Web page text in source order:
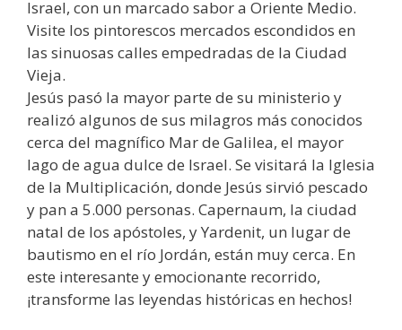
Israel, con un marcado sabor a Oriente Medio.
Visite los pintorescos mercados escondidos en
las sinuosas calles empedradas de la Ciudad
Vieja.
Jesús pasó la mayor parte de su ministerio y
realizó algunos de sus milagros más conocidos
cerca del magnífico Mar de Galilea, el mayor
lago de agua dulce de Israel. Se visitará la Iglesia
de la Multiplicación, donde Jesús sirvió pescado
y pan a 5.000 personas. Capernaum, la ciudad
natal de los apóstoles, y Yardenit, un lugar de
bautismo en el río Jordán, están muy cerca. En
este interesante y emocionante recorrido,
¡transforme las leyendas históricas en hechos!